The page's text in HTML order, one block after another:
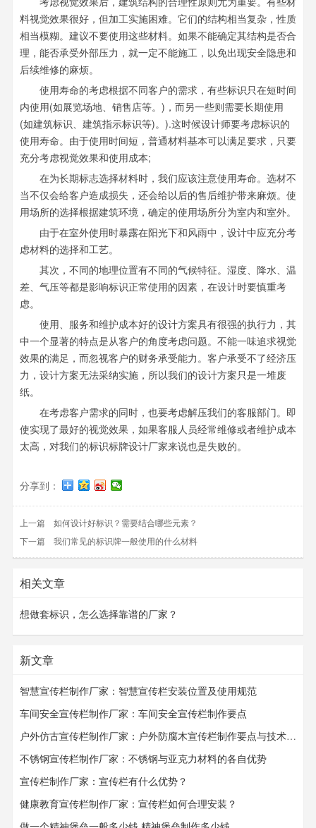
料视觉效果很好，但加工实施困难。它们的结构相当复杂，性质
相当模糊。建议不要使用这些材料。如果不能确定其结构是否合
理，能否承受外部压力，就一定不能施工，以免出现安全隐患和
后续维修的麻烦。
使用寿命的考虑根据不同客户的需求，有些标识只在短时间
内使用(如展览场地、销售店等。)，而另一些则需要长期使用
(如建筑标识、建筑指示标识等)。).这时候设计师要考虑标识的
使用寿命。由于使用时间短，普通材料基本可以满足要求，只要
充分考虑视觉效果和使用成本;
在为长期标志选择材料时，我们应该注意使用寿命。选材不
当不仅会给客户造成损失，还会给以后的售后维护带来麻烦。使
用场所的选择根据建筑环境，确定的使用场所分为室内和室外。
由于在室外使用时暴露在阳光下和风雨中，设计中应充分考
虑材料的选择和工艺。
其次，不同的地理位置有不同的气候特征。湿度、降水、温
差、气压等都是影响标识正常使用的因素，在设计时要慎重考
虑。
使用、服务和维护成本好的设计方案具有很强的执行力，其
中一个显著的特点是从客户的角度考虑问题。不能一味追求视觉
效果的满足，而忽视客户的财务承受能力。客户承受不了经济压
力，设计方案无法采纳实施，所以我们的设计方案只是一堆废
纸。
在考虑客户需求的同时，也要考虑解压我们的客服部门。即
使实现了最好的视觉效果，如果客服人员经常维修或者维护成本
太高，对我们的标识标牌设计厂家来说也是失败的。
分享到：
上一篇 如何设计好标识？需要结合哪些元素？
下一篇 我们常见的标识牌一般使用的什么材料
相关文章
想做套标识，怎么选择靠谱的厂家？
新文章
智慧宣传栏制作厂家：智慧宣传栏安装位置及使用规范
车间安全宣传栏制作厂家：车间安全宣传栏​​​​​​​制作要点
户外仿古宣传栏制作厂家：户外防腐木宣传栏制作要点与技术要求
不锈钢宣传栏制作厂家：不锈钢与亚克力材料的各自优势
宣传栏制作厂家：宣传栏有什么优势？
健康教育宣传栏制作厂家：宣传栏如何合理安装？